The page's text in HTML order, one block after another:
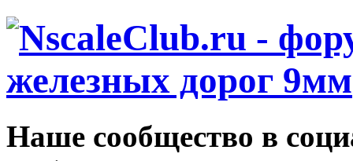
Наше сообщество в